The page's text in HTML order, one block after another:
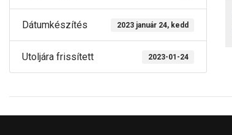
Dátumkészítés 2023 január 24, kedd
Utoljára frissített 2023-01-24